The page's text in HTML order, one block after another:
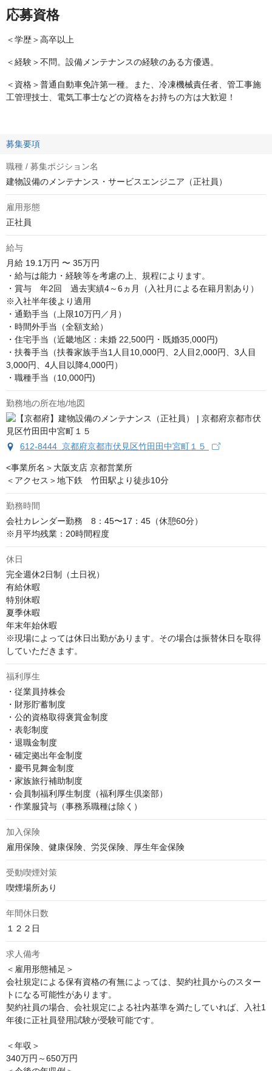
応募資格
＜学歴＞高卒以上
＜経験＞不問。設備メンテナンスの経験のある方優遇。
＜資格＞普通自動車免許第一種。また、冷凍機械責任者、管工事施
工管理技士、電気工事士などの資格をお持ちの方は大歓迎！
募集要項
職種 / 募集ポジション名
建物設備のメンテナンス・サービスエンジニア（正社員）
雇用形態
正社員
給与
月給 19.1万円 〜 35万円
・給与は能力・経験等を考慮の上、規程によります。
・賞与　年2回　過去実績4～6ヵ月（入社月による在籍月割あり）
※入社半年後より適用
・通勤手当（上限10万円／月）
・時間外手当（全額支給）
・住宅手当（近畿地区：未婚 22,500円・既婚35,000円)
・扶養手当（扶養家族手当1人目10,000円、2人目2,000円、3人目
3,000円、4人目以降4,000円）
・職種手当（10,000円)
勤務地の所在地/地図
612-8444 京都府京都市伏見区竹田田中宮町１５
<事業所名＞大阪支店 京都営業所
＜アクセス＞地下鉄　竹田駅より徒歩10分
勤務時間
会社カレンダー勤務　8：45〜17：45（休憩60分）
※月平均残業：20時間程度
休日
完全週休2日制（土日祝）
有給休暇
特別休暇
夏季休暇
年末年始休暇
※現場によっては休日出勤があります。その場合は振替休日を取得
していただきます。
福利厚生
・従業員持株会
・財形貯蓄制度
・公的資格取得褒賞金制度
・表彰制度
・退職金制度
・確定拠出年金制度
・慶弔見舞金制度
・家族旅行補助制度
・会員制福利厚生制度（福利厚生倶楽部）
・作業服貸与（事務系職種は除く）
加入保険
雇用保険、健康保険、労災保険、厚生年金保険
受動喫煙対策
喫煙場所あり
年間休日数
１２２日
求人備考
＜雇用形態補足＞
会社規定による保有資格の有無によっては、契約社員からのスター
トになる可能性があります。
契約社員の場合、会社規定による社内基準を満たしていれば、入社1
年後に正社員登用試験が受験可能です。
＜年収＞
340万円～650万円